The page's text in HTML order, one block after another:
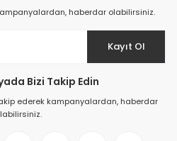
haberdar olabilirsiniz.
Kayıt Ol
Bizi Takip Edin
ederek kampanyalardan, haberdar